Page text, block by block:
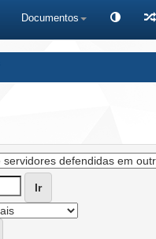
Documentos